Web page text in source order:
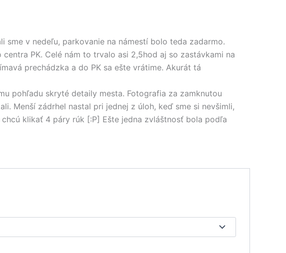
sme v nedeľu, parkovanie na námestí bolo teda zadarmo.
PK. Celé nám to trvalo asi 2,5hod aj so zastávkami na
prechádzka a do PK sa ešte vrátime. Akurát tá
pohľadu skryté detaily mesta. Fotografia za zamknutou
Menší zádrhel nastal pri jednej z úloh, keď sme si nevšimli,
klikať 4 páry rúk [:P] Ešte jedna zvláštnosť bola podľa